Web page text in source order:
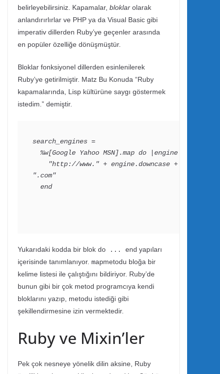
belirleyebilirsiniz. Kapamalar, bloklar olarak
anlandırırlırlar ve PHP ya da Visual Basic gibi
imperativ dillerden Ruby’ye geçenler arasında
en popüler özelliğe dönüşmüştür.
Bloklar fonksiyonel dillerden esinlenilerek
Ruby’ye getirilmiştir. Matz Bu Konuda “Ruby
kapamalarında, Lisp kültürüne saygı göstermek
istedim.” demiştir.
search_engines =
".com"
  end
Yukarıdaki kodda bir blok do ... end yapıları
içerisinde tanımlanıyor. mapmetodu bloğa bir
kelime listesi ile çalıştığını bildiriyor. Ruby’de
bunun gibi bir çok metod programcıya kendi
bloklarını yazıp, metodu istediği gibi
şekillendirmesine izin vermektedir.
Ruby ve Mixin’ler
Pek çok nesneye yönelik dilin aksine, Ruby